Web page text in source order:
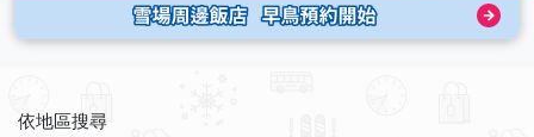
依地區搜尋